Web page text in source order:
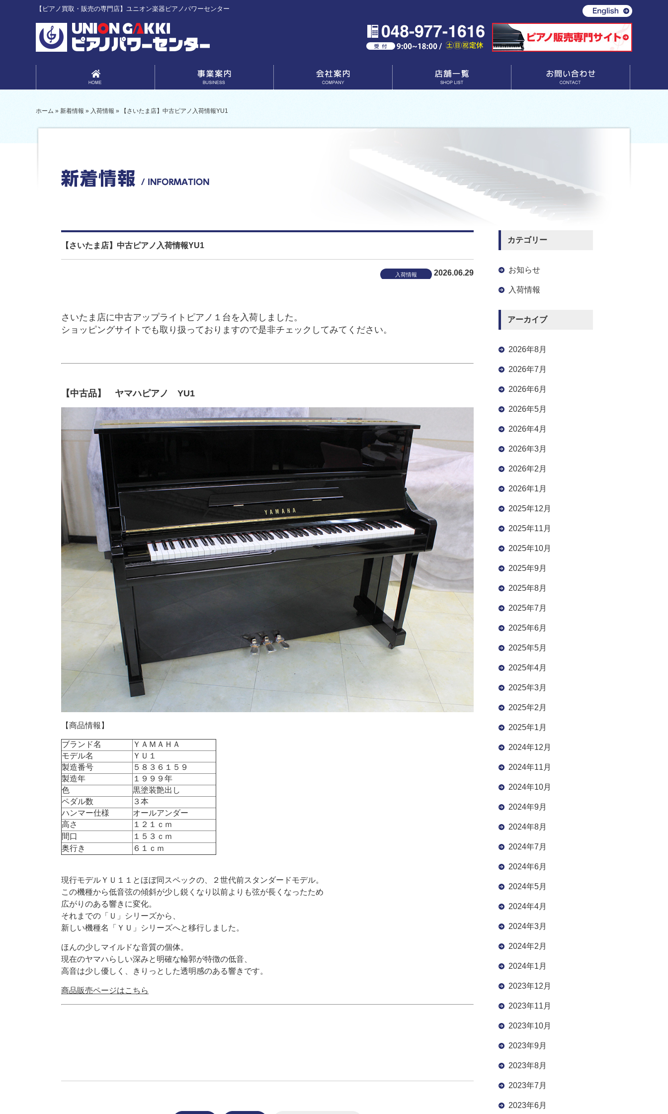
【ピアノ買取・販売の専門店】ユニオン楽器ピアノパワーセンター
ホーム » 新着情報 » 入荷情報 » 【さいたま店】中古ピアノ入荷情報YU1
【さいたま店】中古ピアノ入荷情報YU1
入荷情報 2026.06.29
さいたま店に中古アップライトピアノ１台を入荷しました。
ショッピングサイトでも取り扱っておりますので是非チェックしてみてください。
【中古品】 ヤマハピアノ YU1
【商品情報】
ブランド名
ＹＡＭＡＨＡ
モデル名
ＹＵ１
製造番号
５８３６１５９
製造年
１９９９年
色
黒塗装艶出し
ペダル数
３本
ハンマー仕様
オールアンダー
高さ
１２１ｃｍ
間口
１５３ｃｍ
奥行き
６１ｃｍ
現行モデルＹＵ１１とほぼ同スペックの、２世代前スタンダードモデル。
この機種から低音弦の傾斜が少し鋭くなり以前よりも弦が長くなったため
広がりのある響きに変化。
それまでの「Ｕ」シリーズから、
新しい機種名「ＹＵ」シリーズへと移行しました。
ほんの少しマイルドな音質の個体。
現在のヤマハらしい深みと明確な輪郭が特徴の低音、
高音は少し優しく、きりっとした透明感のある響きです。
商品販売ページはこちら
カテゴリー
お知らせ
入荷情報
アーカイブ
2026年8月
2026年7月
2026年6月
2026年5月
2026年4月
2026年3月
2026年2月
2026年1月
2025年12月
2025年11月
2025年10月
2025年9月
2025年8月
2025年7月
2025年6月
2025年5月
2025年4月
2025年3月
2025年2月
2025年1月
2024年12月
2024年11月
2024年10月
2024年9月
2024年8月
2024年7月
2024年6月
2024年5月
2024年4月
2024年3月
2024年2月
2024年1月
2023年12月
2023年11月
2023年10月
2023年9月
2023年8月
2023年7月
2023年6月